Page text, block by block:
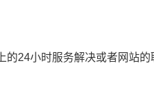
24小时服务解决或者网站的